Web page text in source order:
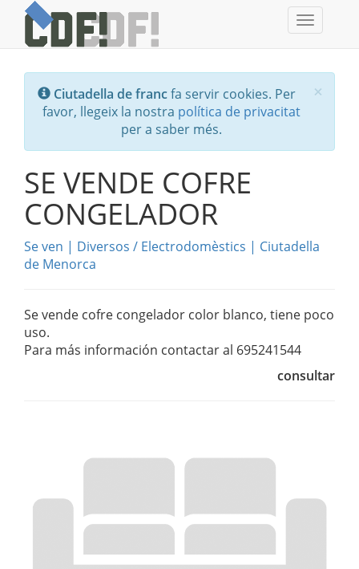
Toggle
×
Ciutadella de francfa servir cookies. Per
favor, llegeix la nostra política de privacitat
per a saber més.
SE VENDE COFRE
CONGELADOR
Se ven | Diversos / Electrodomèstics | Ciutadella
de Menorca
Se vende cofre congelador color blanco, tiene poco
uso.
Para más información contactar al 695241544
consultar